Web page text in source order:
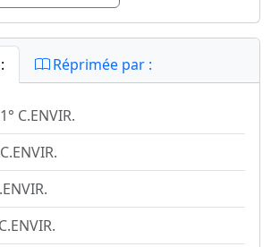
Réprimée par :
C.ENVIR.